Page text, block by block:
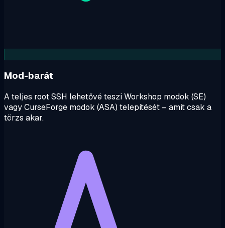
Mod-barát
A teljes root SSH lehetővé teszi Workshop modok (SE)
vagy CurseForge modok (ASA) telepítését – amit csak a
törzs akar.